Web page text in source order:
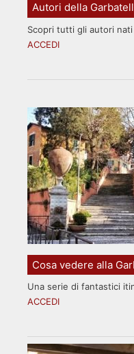
Autori della
Scopri tutti gli autori
ACCEDI
Cosa vedere alla
Una serie di fantastici
ACCEDI